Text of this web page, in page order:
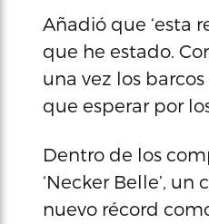
Añadió que ‘esta
que he estado.
una vez los
que esperar por
Dentro de los
‘Necker Belle’,
nuevo récord